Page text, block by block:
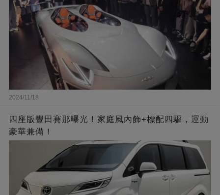
2024/11/18
四座版豐田賽那曝光！家庭風內飾+標配四驅，運動
豪華兼備！